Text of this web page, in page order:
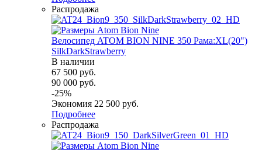
Распродажа
Велосипед ATOM BION NINE 350 Рама:XL(20")
SilkDarkStrawberry
В наличии
67 500 руб.
90 000 руб.
-25%
Экономия 22 500 руб.
Подробнее
Распродажа